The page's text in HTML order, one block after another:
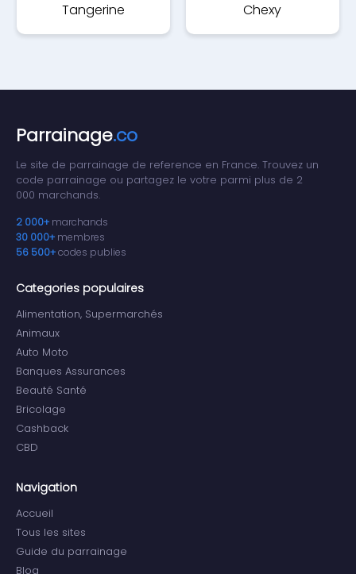
Tangerine Chexy
Parrainage.co
Le site de parrainage de reference en France. Trouvez un
code parrainage ou partagez le votre parmi plus de 2
000 marchands.
2 000+ marchands
30 000+ membres
56 500+codes publies
Categories populaires
Alimentation, Supermarchés
Animaux
Auto Moto
Banques Assurances
Beauté Santé
Bricolage
Cashback
CBD
Navigation
Accueil
Tous les sites
Guide du parrainage
Blog